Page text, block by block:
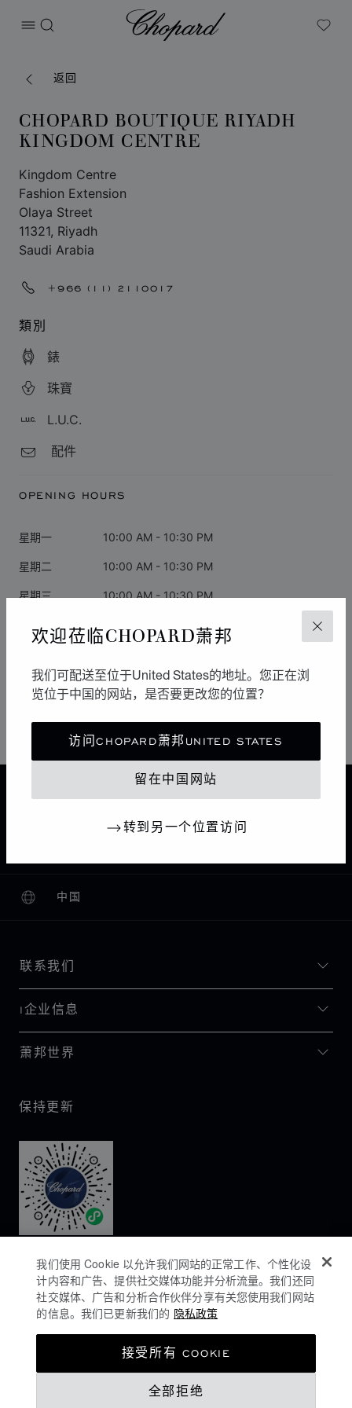
关闭
欢迎莅临CHOPARD萧邦
我们可配送至位于United States的地址。您正在浏
览位于中国的网站，是否要更改您的位置？
访问CHOPARD萧邦UNITED STATES
留在中国网站
转到另一个位置访问
打开菜单
搜索
Chopard
My
返回
CHOPARD BOUTIQUE RIYADH
KINGDOM CENTRE
Kingdom Centre
Fashion Extension
Olaya Street
11321, Riyadh
Saudi Arabia
+966 (11) 2110017
類別
錶
珠寶
L.U.C.
配件
OPENING HOURS
星期一 10:00 AM - 10:30 PM
星期二 10:00 AM - 10:30 PM
星期三 10:00 AM - 10:30 PM
星期四 10:00 AM - 10:30 PM
星期六 10:00 AM - 10:30 PM
RIYADH
中国
本地化（更改国家/地区）
更改国家/地区
联系我们
I企业信息
萧邦世界
保持更新
COOKIES政策
我们使用 Cookie 以允许我们网站的正常工作、个性化设
计内容和广告、提供社交媒体功能并分析流量。我们还同
社交媒体、广告和分析合作伙伴分享有关您使用我们网站
的信息。我们已更新我们的 隐私政策
全部拒绝
接受所有 COOKIE